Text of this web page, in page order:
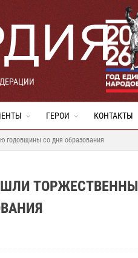
ГЕРОИ КОНТАКТЫ
годовщины со дня образования